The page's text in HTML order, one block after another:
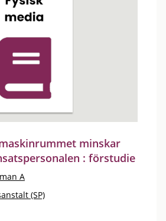
minskar
: förstudie
A
(SP)